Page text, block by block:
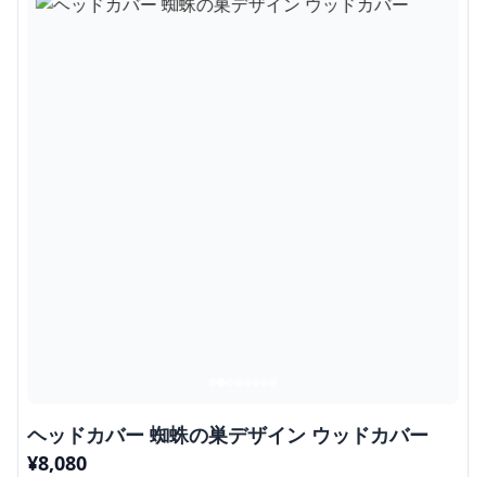
ヘッドカバー 蜘蛛の巣デザイン ウッドカバー
¥8,080